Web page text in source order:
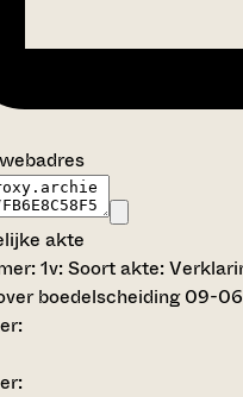
1v: Soort akte:
boedelscheiding 09-
: